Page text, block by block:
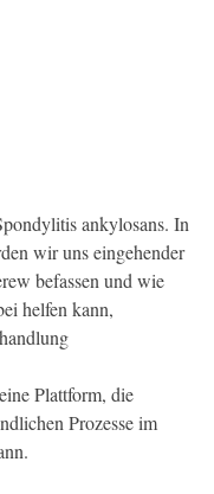
wir uns eingehender
befassen und wie
helfen kann,
Plattform, die
Prozesse im